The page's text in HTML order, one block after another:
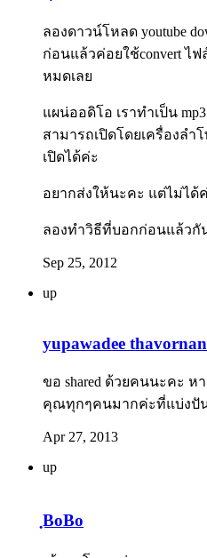
ลองดาวน์โหลด youtube
ก่อนแล้วค่อยใช้convert ไฟ
หมดเลย
แผน่ออดิโอ เราทำเป็น
สามารถเปิดโดยเครื่องลำ
เปิดได้ค่ะ
อยากส่งให้นะคะ แต่ไม่ไ
ลองทำวิธีที่บอกก่อนแล้วกั
Sep 25, 2012
up
yupawadee
ขอ shared ด้วยคนนะคะ
คุณทุกๆคนมากค่ะที่แบ่งปั
Apr 27, 2013
up
ฺBoBo